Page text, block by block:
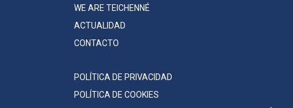
WE ARE TEICHENNÉ
ACTUALIDAD
CONTACTO
POLÍTICA DE PRIVACIDAD
POLÍTICA DE COOKIES